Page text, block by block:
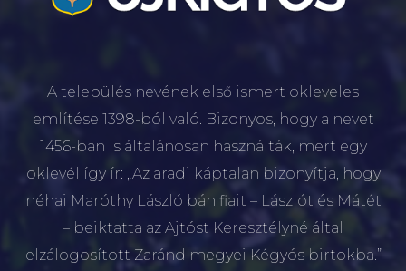
A település nevének első ismert okleveles
említése 1398-ból való. Bizonyos, hogy a nevet
1456-ban is általánosan használták, mert egy
oklevél így ír: „Az aradi káptalan bizonyítja, hogy
néhai Maróthy László bán fiait – Lászlót és Mátét
– beiktatta az Ajtóst Keresztélyné által
elzálogosított Zaránd megyei Kégyós birtokba.”